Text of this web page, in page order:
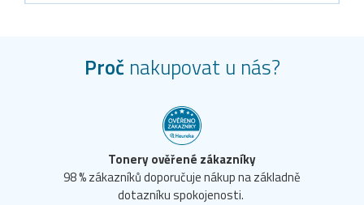
Proč nakupovat u nás?
Tonery ověřené zákazníky
98 % zákazníků doporučuje nákup na základně
dotazníku spokojenosti.